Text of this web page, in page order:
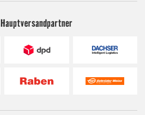
Hauptversandpartner